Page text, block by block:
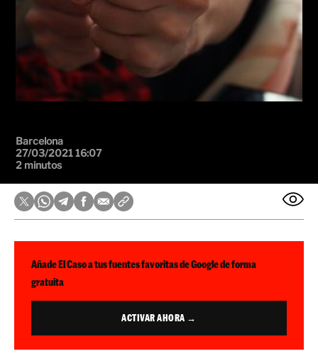
Barcelona
27/03/2021 16:07
2 minutos
Añade El Caso a tus fuentes favoritas de Google de forma
gratuita
ACTIVAR AHORA →